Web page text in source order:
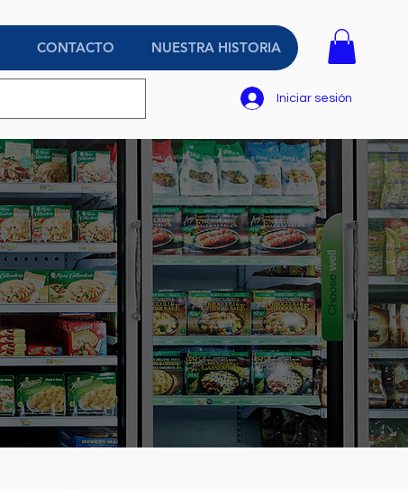
CONTACTO NUESTRA HISTORIA
Iniciar sesión